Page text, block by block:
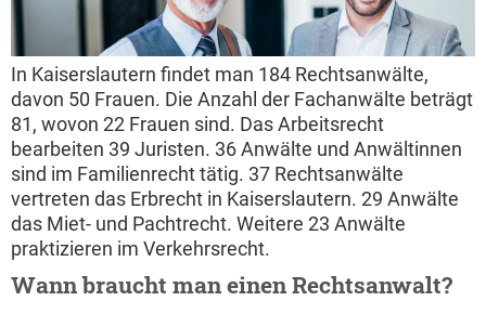
In Kaiserslautern findet man 184 Rechtsanwälte,
davon 50 Frauen. Die Anzahl der Fachanwälte beträgt
81, wovon 22 Frauen sind. Das Arbeitsrecht
bearbeiten 39 Juristen. 36 Anwälte und Anwältinnen
sind im Familienrecht tätig. 37 Rechtsanwälte
vertreten das Erbrecht in Kaiserslautern. 29 Anwälte
das Miet- und Pachtrecht. Weitere 23 Anwälte
praktizieren im Verkehrsrecht.
Wann braucht man einen Rechtsanwalt?